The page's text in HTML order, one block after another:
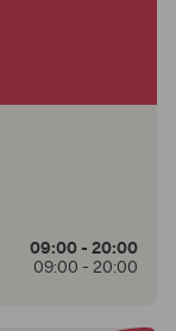
09:00 - 20:00
09:00 - 20:00